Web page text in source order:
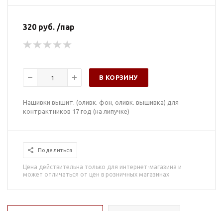
320 руб. /пар
В КОРЗИНУ
Нашивки вышит. (оливк. фон, оливк. вышивка) для
контрактников 17 год (на липучке)
Поделиться
Цена действительна только для интернет-магазина и
может отличаться от цен в розничных магазинах